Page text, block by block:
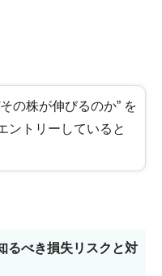
の株が伸びるのか” を
ントリーしていると
るべき損失リスクと対